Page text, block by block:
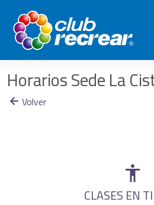
Horarios Sede La
Volver
CLASES EN